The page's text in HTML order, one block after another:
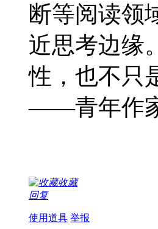
断等阅读领
近思考边缘
性，也不只
——青年作
收藏
回复
使用道具 举报